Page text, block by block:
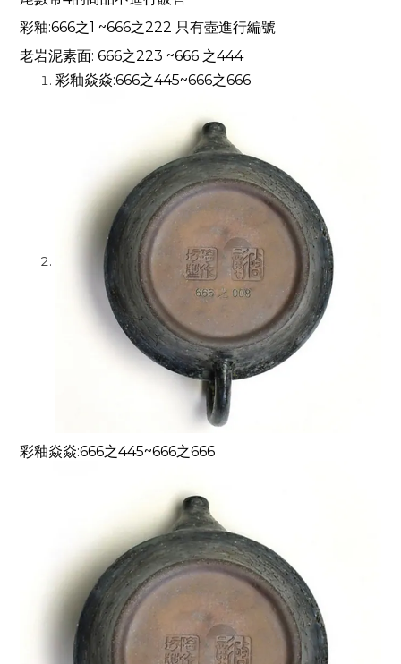
彩釉:666之1 ~666之222 只有壺進行編號
老岩泥素面: 666之223 ~666 之444
彩釉焱焱:666之445~666之666
彩釉焱焱:666之445~666之666